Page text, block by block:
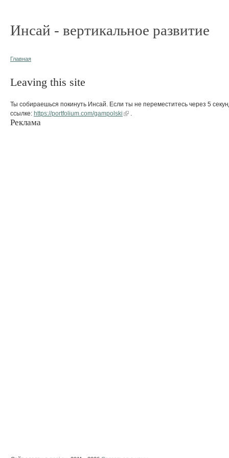
Инсай - вертикальное развитие
Главная
Leaving this site
Ты собираешься покинуть Инсай. Если ты не переместитесь через 5
ссылке: https://portfolium.com/gampolski
Реклама